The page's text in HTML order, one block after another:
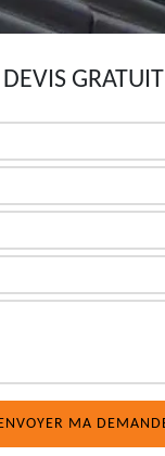
DEVIS GRATUIT